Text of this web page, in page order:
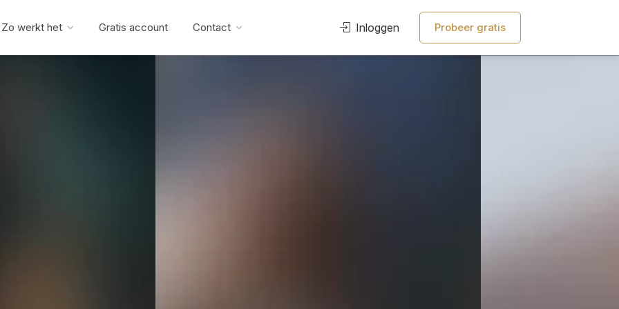
Zo werkt het Gratis account Contact Inloggen Probeer gratis